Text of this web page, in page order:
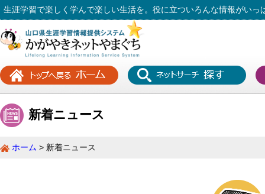
生涯学習で楽しく学んで楽しい生活を。役に立ついろんな情報がいっ
新着ニュース
ホーム 新着ニュース